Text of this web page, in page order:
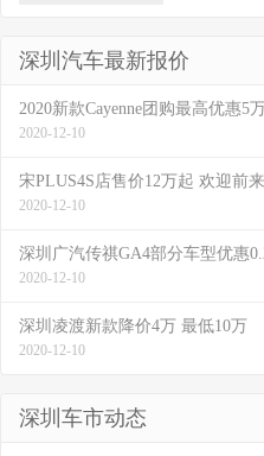
深圳汽车最新报价
2020新款Cayenne团购最高优惠5
2020-12-10
宋PLUS4S店售价12万起 欢迎前
2020-12-10
深圳广汽传祺GA4部分车型优惠
2020-12-10
深圳凌渡新款降价4万 最低10万
2020-12-10
深圳车市动态